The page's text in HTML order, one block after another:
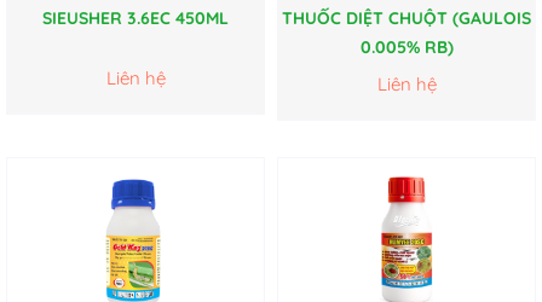
SIEUSHER 3.6EC 450ML
Liên hệ
THUỐC DIỆT CHUỘT (GAULOIS
0.005% RB)
Liên hệ